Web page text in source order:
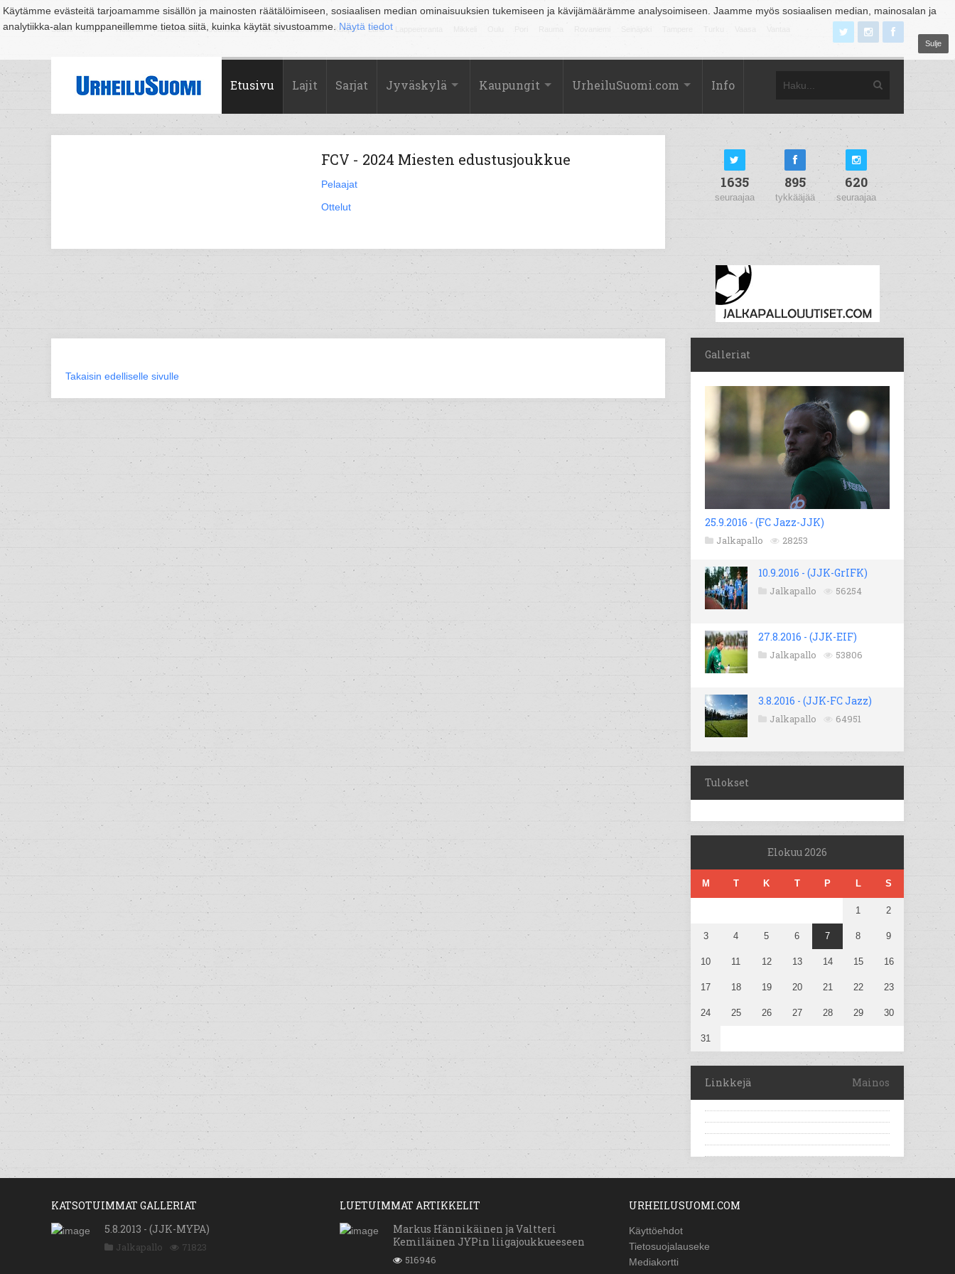
Käytämme evästeitä tarjoamamme sisällön ja mainosten räätälöimiseen, sosiaalisen median ominaisuuksien tukemiseen ja kävijämäärämme analysoimiseen. Jaamme myös sosiaalisen median, mainosalan ja
analytiikka-alan kumppaneillemme tietoa siitä, kuinka käytät sivustoamme. Näytä tiedot
Sulje
Suomi Espoo Helsinki Hämeenlinna Joensuu Jyväskylä Kouvola Kuopio Lahti
Etusivu Lajit Sarjat Jyväskylä Kaupungit UrheiluSuomi.com Info
FCV - 2024 Miesten edustusjoukkue
Pelaajat
Ottelut
Takaisin edelliselle sivulle
1635
seuraajaa
895
tykkääjää
620
seuraajaa
Galleriat
25.9.2016 - (FC Jazz-JJK)
Jalkapallo 28253
10.9.2016 - (JJK-GrIFK)
Jalkapallo 56254
27.8.2016 - (JJK-EIF)
Jalkapallo 53806
3.8.2016 - (JJK-FC Jazz)
Jalkapallo 64951
Tulokset
Elokuu 2026
M T K T P L S
1 2
3 4 5 6 7 8 9
10 11 12 13 14 15 16
17 18 19 20 21 22 23
24 25 26 27 28 29 30
31
Linkkejä Mainos
KATSOTUIMMAT GALLERIAT
5.8.2013 - (JJK-MYPA)
Jalkapallo 71823
LUETUIMMAT ARTIKKELIT
Markus Hännikäinen ja Valtteri
Kemiläinen JYPin liigajoukkueeseen
516946
URHEILUSUOMI.COM
Käyttöehdot
Tietosuojalauseke
Mediakortti